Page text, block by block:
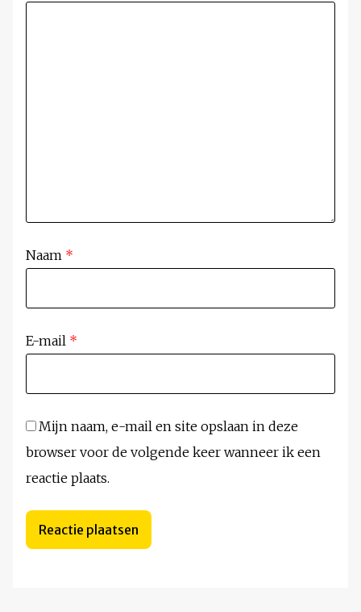
Naam *
E-mail *
Mijn naam, e-mail en site opslaan in deze
browser voor de volgende keer wanneer ik een
reactie plaats.